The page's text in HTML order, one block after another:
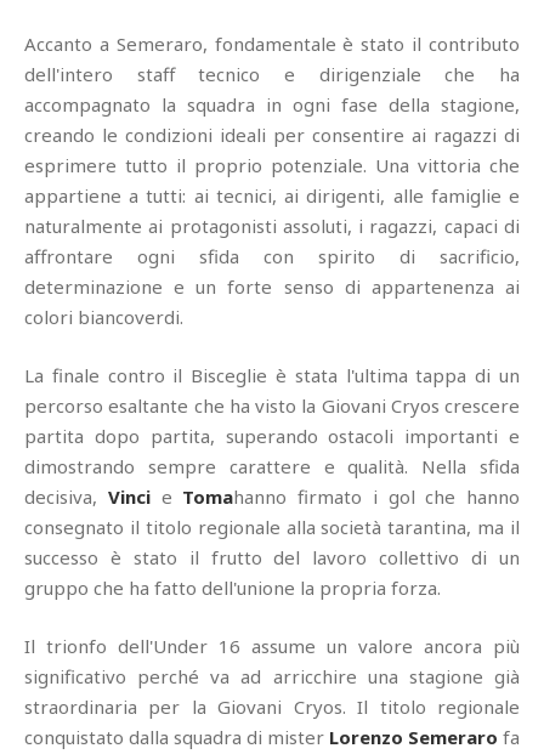
Accanto a Semeraro, fondamentale è stato il contributo
dell'intero staff tecnico e dirigenziale che ha
accompagnato la squadra in ogni fase della stagione,
creando le condizioni ideali per consentire ai ragazzi di
esprimere tutto il proprio potenziale. Una vittoria che
appartiene a tutti: ai tecnici, ai dirigenti, alle famiglie e
naturalmente ai protagonisti assoluti, i ragazzi, capaci di
affrontare ogni sfida con spirito di sacrificio,
determinazione e un forte senso di appartenenza ai
colori biancoverdi.
La finale contro il Bisceglie è stata l'ultima tappa di un
percorso esaltante che ha visto la Giovani Cryos crescere
partita dopo partita, superando ostacoli importanti e
dimostrando sempre carattere e qualità. Nella sfida
decisiva, Vincie Tomahanno firmato i gol che hanno
consegnato il titolo regionale alla società tarantina, ma il
successo è stato il frutto del lavoro collettivo di un
gruppo che ha fatto dell'unione la propria forza.
Il trionfo dell'Under 16 assume un valore ancora più
significativo perché va ad arricchire una stagione già
straordinaria per la Giovani Cryos. Il titolo regionale
conquistato dalla squadra di mister Lorenzo Semeraro fa